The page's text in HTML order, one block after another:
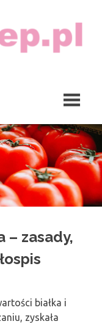
– zasady,
białka i
zyskała